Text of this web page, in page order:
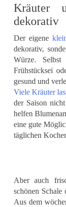
Kräuter
dekorativ
Der eigene
dekorativ,
Würze. Selbst
Frühstücksei
gesund und
Viele Kräuter
der Saison
helfen
eine gute
täglichen
Aber auch
schönen
Aus dem